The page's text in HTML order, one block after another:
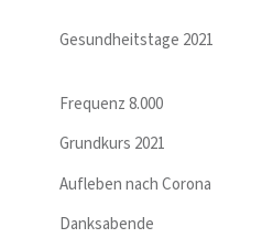
Gesundheitstage 2021
Frequenz 8.000
Grundkurs 2021
Aufleben nach Corona
Danksabende